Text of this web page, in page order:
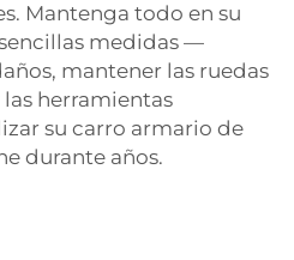
Mantenga todo en su
medidas —
mantener las ruedas
herramientas
su carro armario de
durante años.